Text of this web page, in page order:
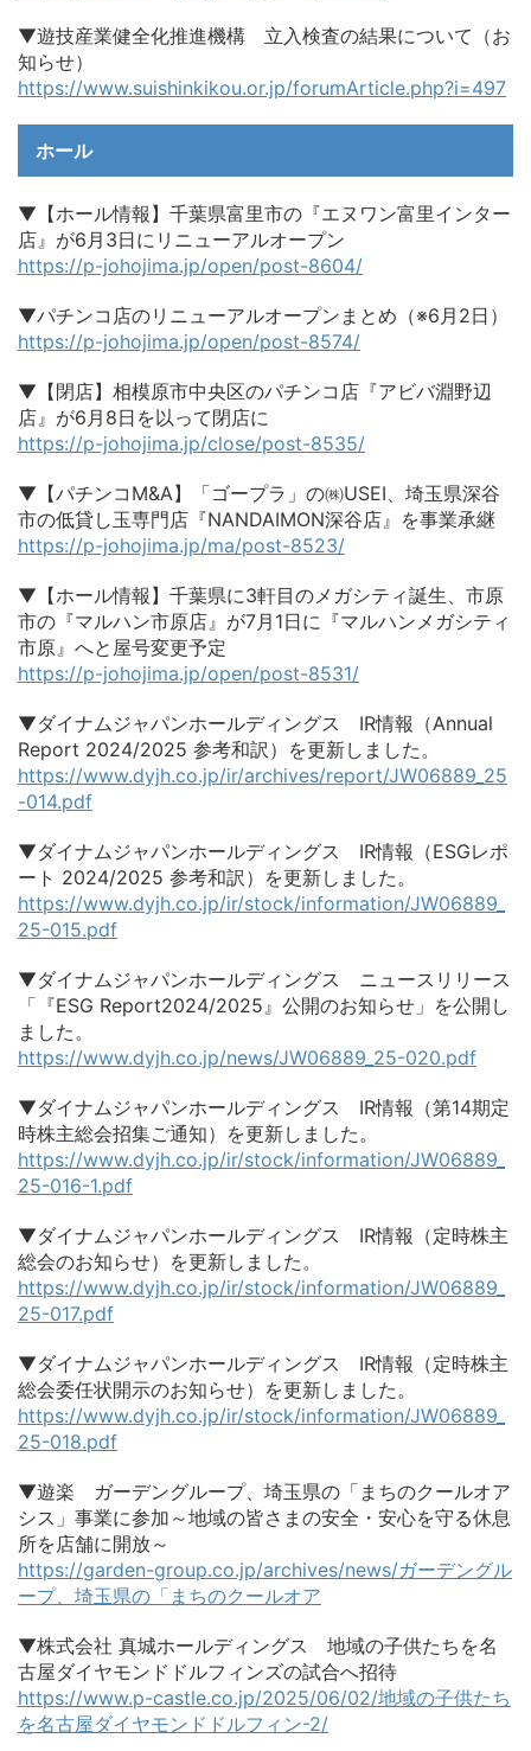
▼遊技産業健全化推進機構 立入検査の結果について（お
知らせ）
https://www.suishinkikou.or.jp/forumArticle.php?i=497
ホール
▼【ホール情報】千葉県富里市の『エヌワン富里インター
店』が6月3日にリニューアルオープン
https://p-johojima.jp/open/post-8604/
▼パチンコ店のリニューアルオープンまとめ（※6月2日）
https://p-johojima.jp/open/post-8574/
▼【閉店】相模原市中央区のパチンコ店『アビバ淵野辺
店』が6月8日を以って閉店に
https://p-johojima.jp/close/post-8535/
▼【パチンコM&A】「ゴープラ」の㈱USEI、埼玉県深谷
市の低貸し玉専門店『NANDAIMON深谷店』を事業承継
https://p-johojima.jp/ma/post-8523/
▼【ホール情報】千葉県に3軒目のメガシティ誕生、市原
市の『マルハン市原店』が7月1日に『マルハンメガシティ
市原』へと屋号変更予定
https://p-johojima.jp/open/post-8531/
▼ダイナムジャパンホールディングス IR情報（Annual
Report 2024/2025 参考和訳）を更新しました。
https://www.dyjh.co.jp/ir/archives/report/JW06889_25
-014.pdf
▼ダイナムジャパンホールディングス IR情報（ESGレポ
ート 2024/2025 参考和訳）を更新しました。
https://www.dyjh.co.jp/ir/stock/information/JW06889_
25-015.pdf
▼ダイナムジャパンホールディングス ニュースリリース
「『ESG Report2024/2025』公開のお知らせ」を公開し
ました。
https://www.dyjh.co.jp/news/JW06889_25-020.pdf
▼ダイナムジャパンホールディングス IR情報（第14期定
時株主総会招集ご通知）を更新しました。
https://www.dyjh.co.jp/ir/stock/information/JW06889_
25-016-1.pdf
▼ダイナムジャパンホールディングス IR情報（定時株主
総会のお知らせ）を更新しました。
https://www.dyjh.co.jp/ir/stock/information/JW06889_
25-017.pdf
▼ダイナムジャパンホールディングス IR情報（定時株主
総会委任状開示のお知らせ）を更新しました。
https://www.dyjh.co.jp/ir/stock/information/JW06889_
25-018.pdf
▼遊楽 ガーデングループ、埼玉県の「まちのクールオア
シス」事業に参加～地域の皆さまの安全・安心を守る休息
所を店舗に開放～
https://garden-group.co.jp/archives/news/ガーデングル
ープ、埼玉県の「まちのクールオア
▼株式会社 真城ホールディングス 地域の子供たちを名
古屋ダイヤモンドドルフィンズの試合へ招待
https://www.p-castle.co.jp/2025/06/02/地域の子供たち
を名古屋ダイヤモンドドルフィン-2/